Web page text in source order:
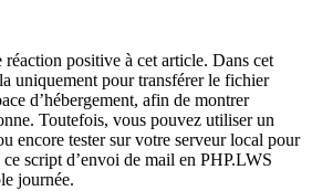
réaction positive à cet article. Dans cet
uniquement pour transférer le fichier
d’hébergement, afin de montrer
Toutefois, vous pouvez utiliser un
encore tester sur votre serveur local pour
script d’envoi de mail en PHP.LWS
journée.